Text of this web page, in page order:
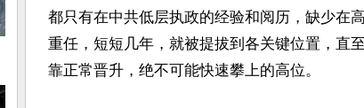
都只有在中共低层执政的经验和阅历，缺少在
重任，短短几年，就被提拔到各关键位置，直
靠正常晋升，绝不可能快速攀上的高位。